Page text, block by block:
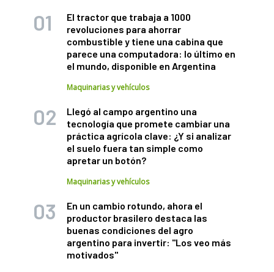
El tractor que trabaja a 1000
revoluciones para ahorrar
combustible y tiene una cabina que
parece una computadora: lo último en
el mundo, disponible en Argentina
Maquinarias y vehículos
Llegó al campo argentino una
tecnología que promete cambiar una
práctica agrícola clave: ¿Y si analizar
el suelo fuera tan simple como
apretar un botón?
Maquinarias y vehículos
En un cambio rotundo, ahora el
productor brasilero destaca las
buenas condiciones del agro
argentino para invertir: "Los veo más
motivados"